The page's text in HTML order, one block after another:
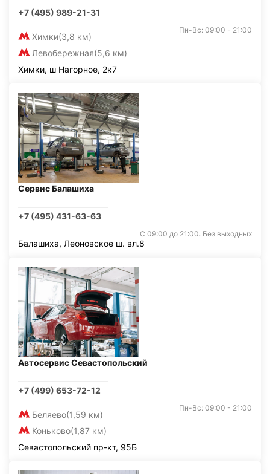
+7 (495) 989-21-31
Химки(3,8 км)
Левобережная(5,6 км)
Пн-Вс: 09:00 - 21:00
Химки, ш Нагорное, 2к7
Сервис Балашиха
+7 (495) 431-63-63
С 09:00 до 21:00. Без выходных
Балашиха, Леоновское ш. вл.8
Автосервис Севастопольский
+7 (499) 653-72-12
Беляево(1,59 км)
Коньково(1,87 км)
Пн-Вс: 09:00 - 21:00
Севастопольский пр-кт, 95Б